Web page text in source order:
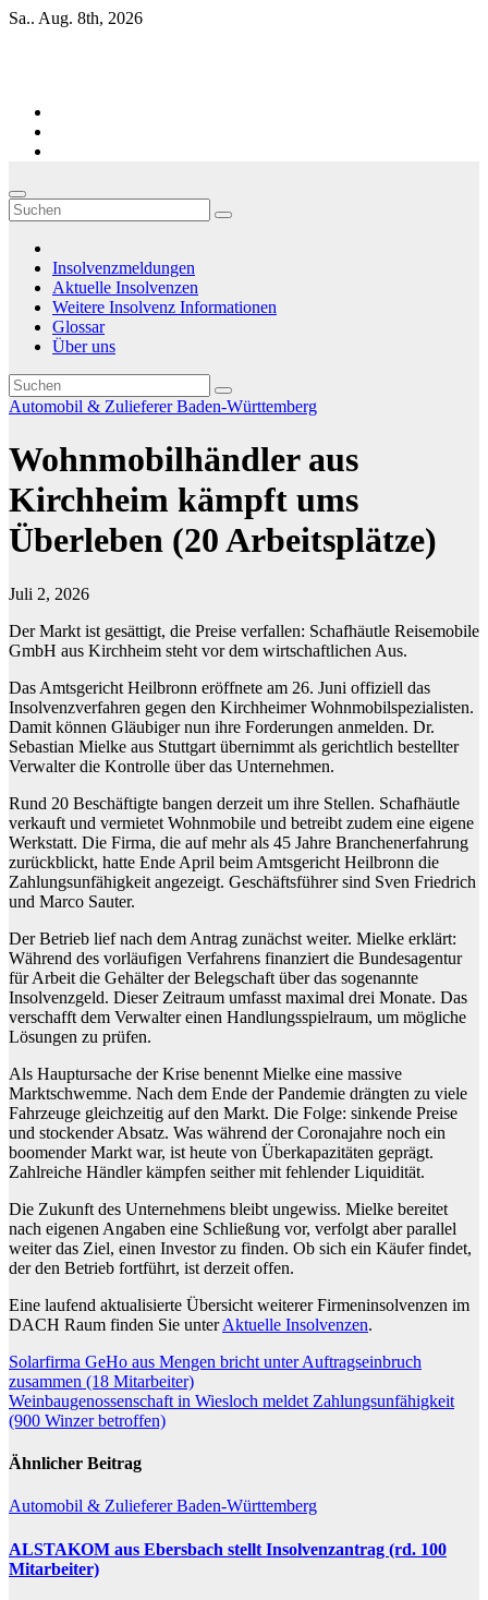
Zum
Sa.. Aug. 8th, 2026
Insolvenzmeldungen
Aktuelle Insolvenzen
Weitere Insolvenz Informationen
Glossar
Über uns
Automobil & ZuliefererBaden-Württemberg
Wohnmobilhändler aus
Kirchheim kämpft ums
Überleben (20 Arbeitsplätze)
Juli 2, 2026
Der Markt ist gesättigt, die Preise verfallen: Schafhäutle Reisemobile
GmbH aus Kirchheim steht vor dem wirtschaftlichen Aus.
Das Amtsgericht Heilbronn eröffnete am 26. Juni offiziell das
Insolvenzverfahren gegen den Kirchheimer Wohnmobilspezialisten.
Damit können Gläubiger nun ihre Forderungen anmelden. Dr.
Sebastian Mielke aus Stuttgart übernimmt als gerichtlich bestellter
Verwalter die Kontrolle über das Unternehmen.
Rund 20 Beschäftigte bangen derzeit um ihre Stellen. Schafhäutle
verkauft und vermietet Wohnmobile und betreibt zudem eine eigene
Werkstatt. Die Firma, die auf mehr als 45 Jahre Branchenerfahrung
zurückblickt, hatte Ende April beim Amtsgericht Heilbronn die
Zahlungsunfähigkeit angezeigt. Geschäftsführer sind Sven Friedrich
und Marco Sauter.
Der Betrieb lief nach dem Antrag zunächst weiter. Mielke erklärt:
Während des vorläufigen Verfahrens finanziert die Bundesagentur
für Arbeit die Gehälter der Belegschaft über das sogenannte
Insolvenzgeld. Dieser Zeitraum umfasst maximal drei Monate. Das
verschafft dem Verwalter einen Handlungsspielraum, um mögliche
Lösungen zu prüfen.
Als Hauptursache der Krise benennt Mielke eine massive
Marktschwemme. Nach dem Ende der Pandemie drängten zu viele
Fahrzeuge gleichzeitig auf den Markt. Die Folge: sinkende Preise
und stockender Absatz. Was während der Coronajahre noch ein
boomender Markt war, ist heute von Überkapazitäten geprägt.
Zahlreiche Händler kämpfen seither mit fehlender Liquidität.
Die Zukunft des Unternehmens bleibt ungewiss. Mielke bereitet
nach eigenen Angaben eine Schließung vor, verfolgt aber parallel
weiter das Ziel, einen Investor zu finden. Ob sich ein Käufer findet,
der den Betrieb fortführt, ist derzeit offen.
Eine laufend aktualisierte Übersicht weiterer Firmeninsolvenzen im
DACH Raum finden Sie unterAktuelle Insolvenzen.
Beitragsnavigation
Solarfirma GeHo aus Mengen bricht unter Auftragseinbruch
zusammen (18 Mitarbeiter)
Weinbaugenossenschaft in Wiesloch meldet Zahlungsunfähigkeit
(900 Winzer betroffen)
Ähnlicher Beitrag
Automobil & ZuliefererBaden-Württemberg
ALSTAKOM aus Ebersbach stellt Insolvenzantrag (rd. 100
Mitarbeiter)